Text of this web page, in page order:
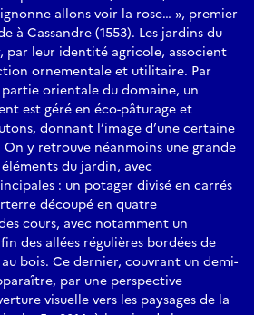
allons voir la rose… », premier
à Cassandre (1553). Les jardins du
par leur identité agricole, associent
ornementale et utilitaire. Par
orientale du domaine, un
est géré en éco-pâturage et
donnant l’image d’une certaine
On y retrouve néanmoins une grande
du jardin, avec
: un potager divisé en carrés
découpé en quatre
cours, avec notamment un
des allées régulières bordées de
bois. Ce dernier, couvrant un demi-
par une perspective
visuelle vers les paysages de la